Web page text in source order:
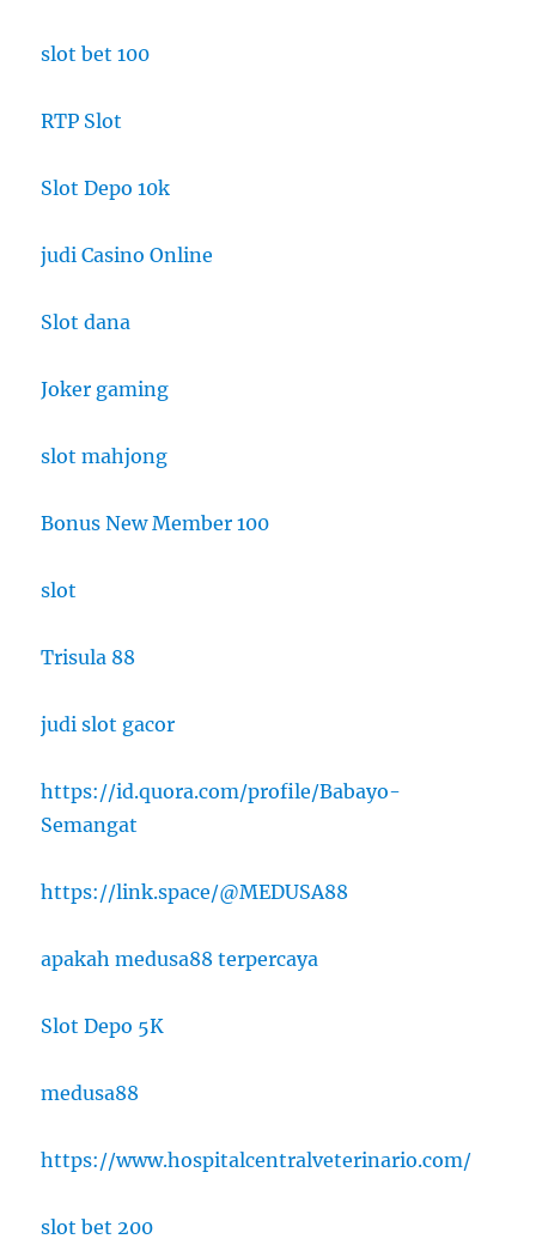
slot bet 100
RTP Slot
Slot Depo 10k
judi Casino Online
Slot dana
Joker gaming
slot mahjong
Bonus New Member 100
slot
Trisula 88
judi slot gacor
https://id.quora.com/profile/Babayo-
Semangat
https://link.space/@MEDUSA88
apakah medusa88 terpercaya
Slot Depo 5K
medusa88
https://www.hospitalcentralveterinario.com/
slot bet 200